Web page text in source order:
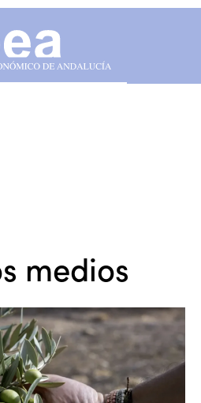
medios